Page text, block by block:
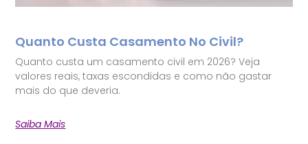
Quanto Custa Casamento No Civil?
Quanto custa um casamento civil em 2026? Veja
valores reais, taxas escondidas e como não gastar
mais do que deveria.
Saiba Mais